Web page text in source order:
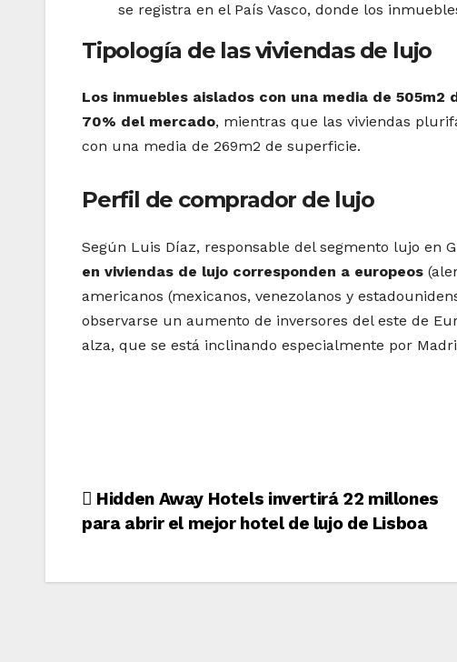
se registra en el País Vasco, donde los
Tipología de las viviendas de lujo
Los inmuebles aislados con una media de 505m2
70% del mercado, mientras que las viviendas
con una media de 269m2 de superficie.
Perfil de comprador de lujo
Según Luis Díaz, responsable del segmento lujo en
en viviendas de lujo corresponden a europeos
americanos (mexicanos, venezolanos y
observarse un aumento de inversores del este de
alza, que se está inclinando especialmente por
Navegación
de
entradas
Hidden Away Hotels invertirá 22 millones
para abrir el mejor hotel de lujo de Lisboa